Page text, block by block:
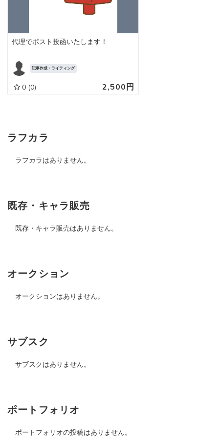
代理でポスト投函いたします！
記事作成・ライティング
0 (0) 2,500円
ラフカラ
ラフカラはありません。
既存・キャラ販売
既存・キャラ販売はありません。
オークション
オークションはありません。
サブスク
サブスクはありません。
ポートフォリオ
ポートフォリオの投稿はありません。